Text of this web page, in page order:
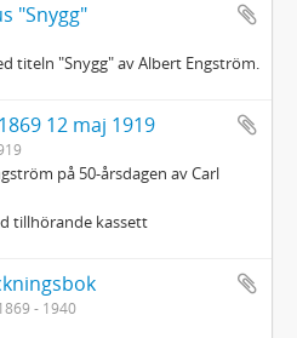
"Snygg"
titeln "Snygg" av Albert Engström.
12 maj 1919
på 50-årsdagen av Carl
tillhörande kassett
- 1940